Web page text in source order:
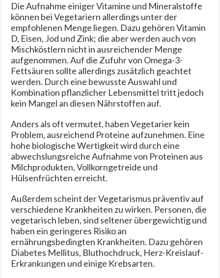
Die Aufnahme einiger Vitamine und Mineralstoffe
können bei Vegetariern allerdings unter der
empfohlenen Menge liegen. Dazu gehören Vitamin
D, Eisen, Jod und Zink; die aber werden auch von
Mischköstlern nicht in ausreichender Menge
aufgenommen. Auf die Zufuhr von Omega-3-
Fettsäuren sollte allerdings zusätzlich geachtet
werden. Durch eine bewusste Auswahl und
Kombination pflanzlicher Lebensmittel tritt jedoch
kein Mangel an diesen Nährstoffen auf.
Anders als oft vermutet, haben Vegetarier kein
Problem, ausreichend Proteine aufzunehmen. Eine
hohe biologische Wertigkeit wird durch eine
abwechslungsreiche Aufnahme von Proteinen aus
Milchprodukten, Vollkorngetreide und
Hülsenfrüchten erreicht.
Außerdem scheint der Vegetarismus präventiv auf
verschiedene Krankheiten zu wirken. Personen, die
vegetarisch leben, sind seltener übergewichtig und
haben ein geringeres Risiko an
ernährungsbedingten Krankheiten. Dazu gehören
Diabetes Mellitus, Bluthochdruck, Herz-Kreislauf-
Erkrankungen und einige Krebsarten.